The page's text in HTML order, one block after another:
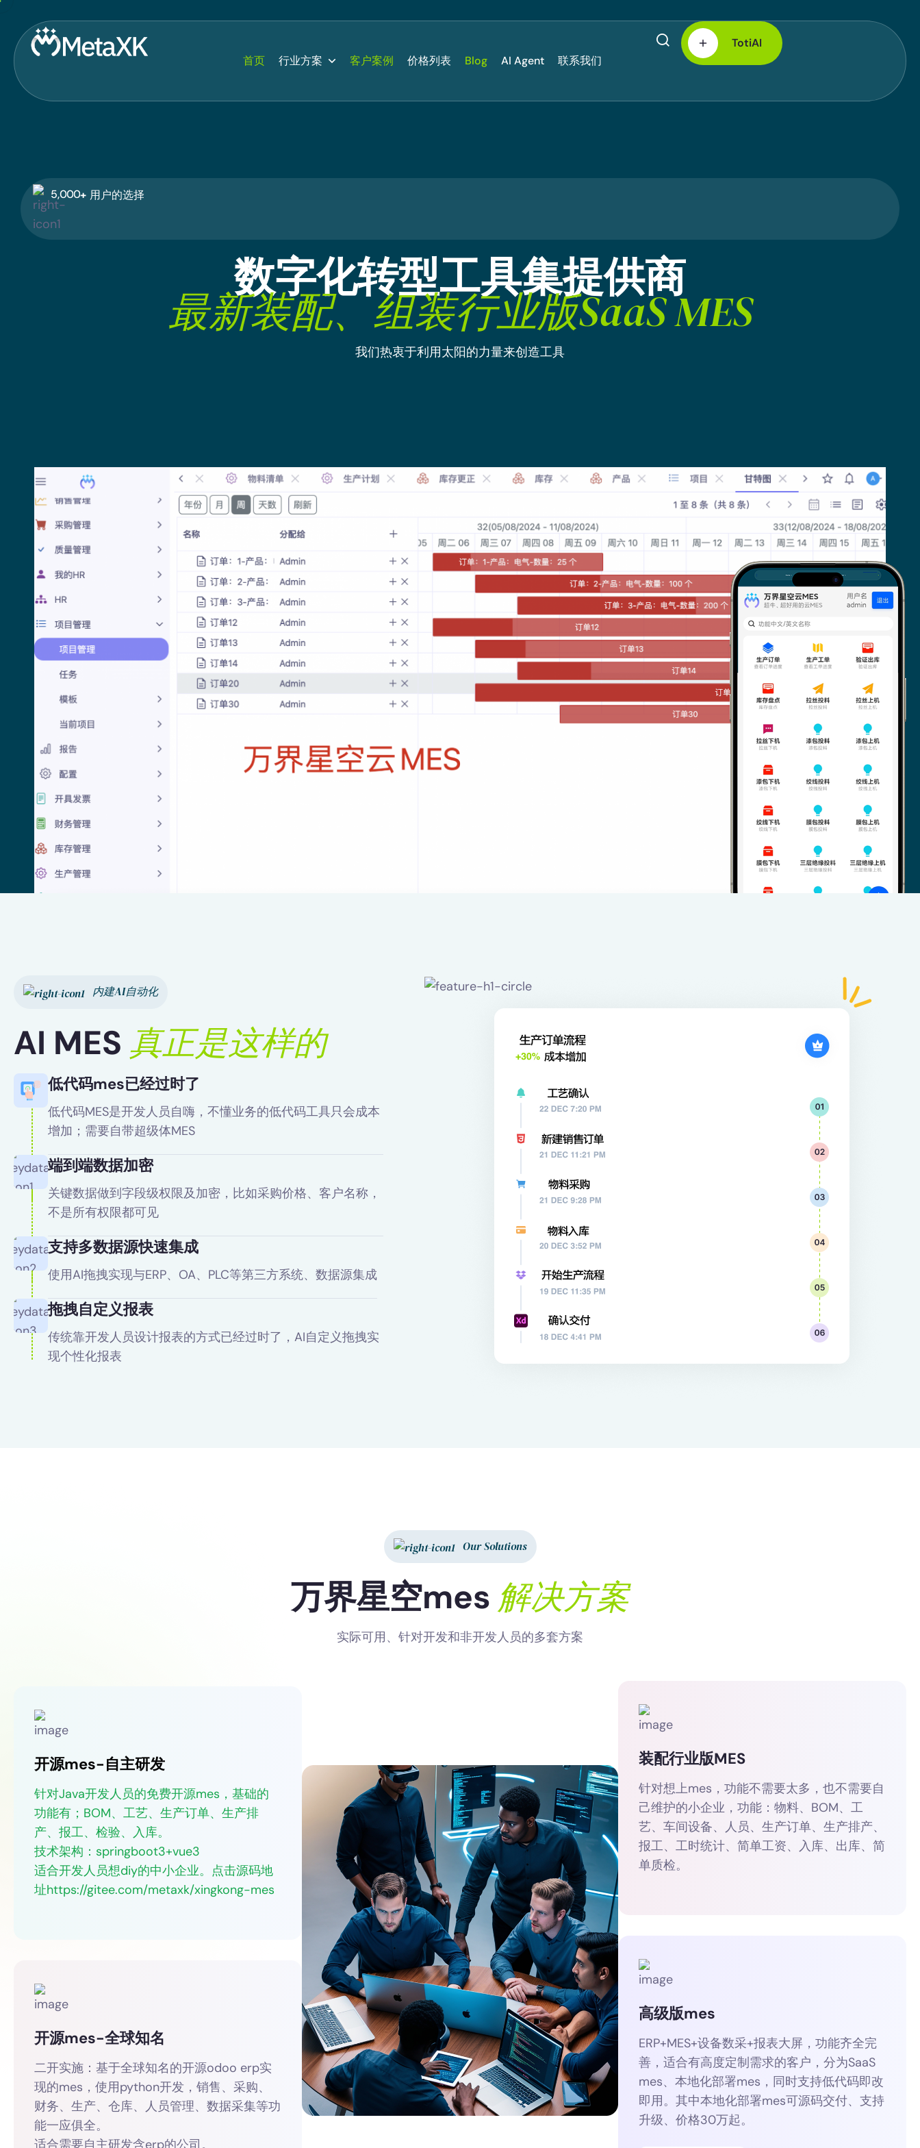
首页 行业方案 客户案例 价格列表 Blog AI Agent 联系我们
TotiAI
5,000+ 用户的选择
数字化转型工具集提供商
最新装配、组装行业版SaaSMES
我们热衷于利用太阳的力量来创造工具
内建AI自动化
AI MES 真正是这样的
低代码mes已经过时了
低代码MES是开发人员自嗨，不懂业务的低代码工具只会成本
增加；需要自带超级体MES
端到端数据加密
关键数据做到字段级权限及加密，比如采购价格、客户名称，
不是所有权限都可见
支持多数据源快速集成
使用AI拖拽实现与ERP、OA、PLC等第三方系统、数据源集成
拖拽自定义报表
传统靠开发人员设计报表的方式已经过时了，AI自定义拖拽实
现个性化报表
Our Solutions
万界星空mes 解决方案
实际可用、针对开发和非开发人员的多套方案
开源mes-自主研发
针对Java开发人员的免费开源mes，基础的
功能有；BOM、工艺、生产订单、生产排
产、报工、检验、入库。
技术架构：springboot3+vue3
适合开发人员想diy的中小企业。 点击源码地
址https://gitee.com/metaxk/xingkong-mes
开源mes-全球知名
二开实施：基于全球知名的开源odoo erp实
现的mes，使用python开发，销售、采购、
财务、生产、仓库、人员管理、数据采集等功
能一应俱全。
适合需要自主研发含erp的公司。
装配行业版MES
针对想上mes，功能不需要太多，也不需要自
己维护的小企业，功能：物料、BOM、工
艺、车间设备、人员、生产订单、生产排产、
报工、工时统计、简单工资、入库、出库、简
单质检。
高级版mes
ERP+MES+设备数采+报表大屏，功能齐全完
善，适合有高度定制需求的客户，分为SaaS
mes、本地化部署mes，同时支持低代码即改
即用。其中本地化部署mes可源码交付、支持
升级、价格30万起。